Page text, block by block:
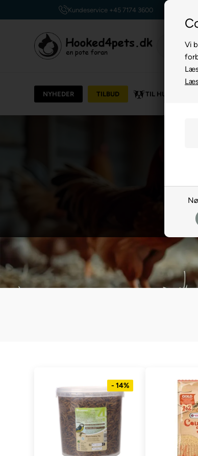
Vi
Kundeservice +45 7174 3600
NYHEDER TILBUD TIL HUND
- 14%